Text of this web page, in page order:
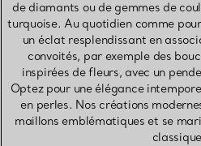
de diamants ou de gemmes de
turquoise. Au quotidien comme
un éclat resplendissant en
convoités, par exemple des
inspirées de fleurs, avec un
Optez pour une élégance
en perles. Nos créations
maillons emblématiques et se